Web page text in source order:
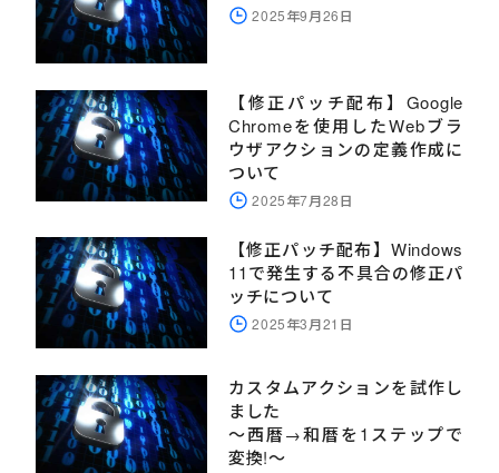
2025年9月26日
【修正パッチ配布】Google
Chromeを使用したWebブラ
ウザアクションの定義作成に
ついて
2025年7月28日
【修正パッチ配布】Windows
11で発生する不具合の修正パ
ッチについて
2025年3月21日
カスタムアクションを試作し
ました
～西暦→和暦を1ステップで
変換!～